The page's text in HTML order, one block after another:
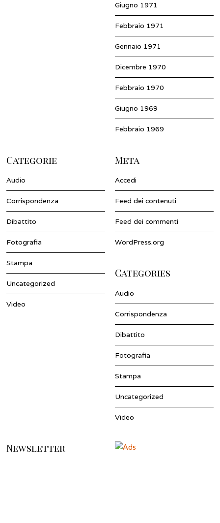
Giugno 1971
Febbraio 1971
Gennaio 1971
Dicembre 1970
Febbraio 1970
Giugno 1969
Febbraio 1969
Categorie
Audio
Corrispondenza
Dibattito
Fotografia
Stampa
Uncategorized
Video
Meta
Accedi
Feed dei contenuti
Feed dei commenti
WordPress.org
Categories
Audio
Corrispondenza
Dibattito
Fotografia
Stampa
Uncategorized
Video
Newsletter